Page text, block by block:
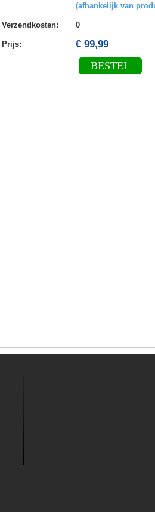
(afhankelijk van
Verzendkosten: 0
Prijs: € 99,99
BESTEL